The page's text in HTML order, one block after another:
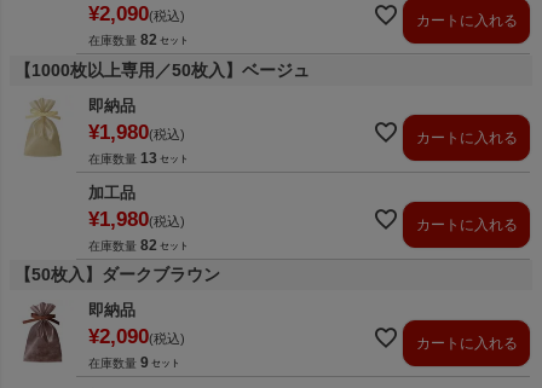
¥2,090 税込
在庫数量 82
カートに入れる
【1000枚以上専用／50枚入】ベージュ
即納品
¥1,980 税込
在庫数量 13
カートに入れる
加工品
¥1,980 税込
在庫数量 82
カートに入れる
【50枚入】ダークブラウン
即納品
¥2,090 税込
在庫数量 9
カートに入れる